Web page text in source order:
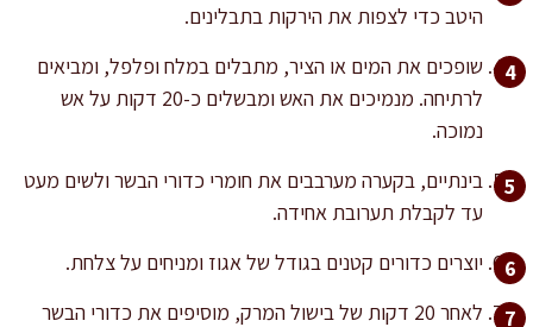
היטב כדי לצפות את הירקות בתבלינים.
שופכים את המים או הציר, מתבלים במלח ופלפל, ומביאים
לרתיחה. מנמיכים את האש ומבשלים כ-20 דקות על אש
נמוכה.
בינתיים, בקערה מערבבים את חומרי כדורי הבשר ולשים מעט
עד לקבלת תערובת אחידה.
יוצרים כדורים קטנים בגודל של אגוז ומניחים על צלחת.
לאחר 20 דקות של בישול המרק, מוסיפים את כדורי הבשר